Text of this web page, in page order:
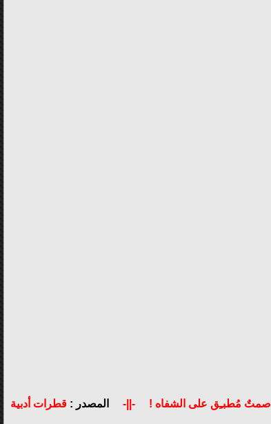
صمتٌ مُطبـِق على الشفاه ! -||- المصدر :قطرات أدبية